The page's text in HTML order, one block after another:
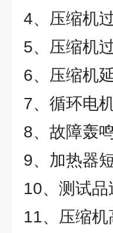
4、压缩机
5、压缩机
6、压缩机
7、循环电
8、故障轰
9、加热器
10、测试品
11、压缩机